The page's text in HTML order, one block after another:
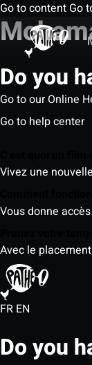
Go to content Go
Do you
Go to our Online
Go to help center
Vivez une
Vous donne
Avec le
FR EN
Do you